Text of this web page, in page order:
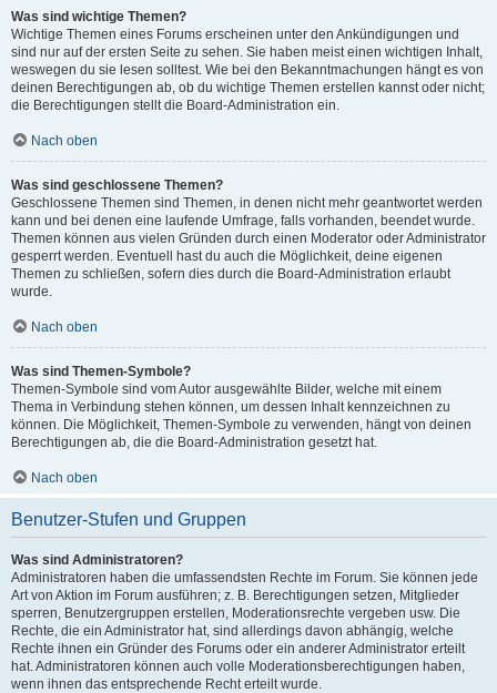
Was sind wichtige Themen?
Wichtige Themen eines Forums erscheinen unter den Ankündigungen und
sind nur auf der ersten Seite zu sehen. Sie haben meist einen wichtigen Inhalt,
weswegen du sie lesen solltest. Wie bei den Bekanntmachungen hängt es von
deinen Berechtigungen ab, ob du wichtige Themen erstellen kannst oder nicht;
die Berechtigungen stellt die Board-Administration ein.
Nach oben
Was sind geschlossene Themen?
Geschlossene Themen sind Themen, in denen nicht mehr geantwortet werden
kann und bei denen eine laufende Umfrage, falls vorhanden, beendet wurde.
Themen können aus vielen Gründen durch einen Moderator oder Administrator
gesperrt werden. Eventuell hast du auch die Möglichkeit, deine eigenen
Themen zu schließen, sofern dies durch die Board-Administration erlaubt
wurde.
Nach oben
Was sind Themen-Symbole?
Themen-Symbole sind vom Autor ausgewählte Bilder, welche mit einem
Thema in Verbindung stehen können, um dessen Inhalt kennzeichnen zu
können. Die Möglichkeit, Themen-Symbole zu verwenden, hängt von deinen
Berechtigungen ab, die die Board-Administration gesetzt hat.
Nach oben
Benutzer-Stufen und Gruppen
Was sind Administratoren?
Administratoren haben die umfassendsten Rechte im Forum. Sie können jede
Art von Aktion im Forum ausführen; z. B. Berechtigungen setzen, Mitglieder
sperren, Benutzergruppen erstellen, Moderationsrechte vergeben usw. Die
Rechte, die ein Administrator hat, sind allerdings davon abhängig, welche
Rechte ihnen ein Gründer des Forums oder ein anderer Administrator erteilt
hat. Administratoren können auch volle Moderationsberechtigungen haben,
wenn ihnen das entsprechende Recht erteilt wurde.